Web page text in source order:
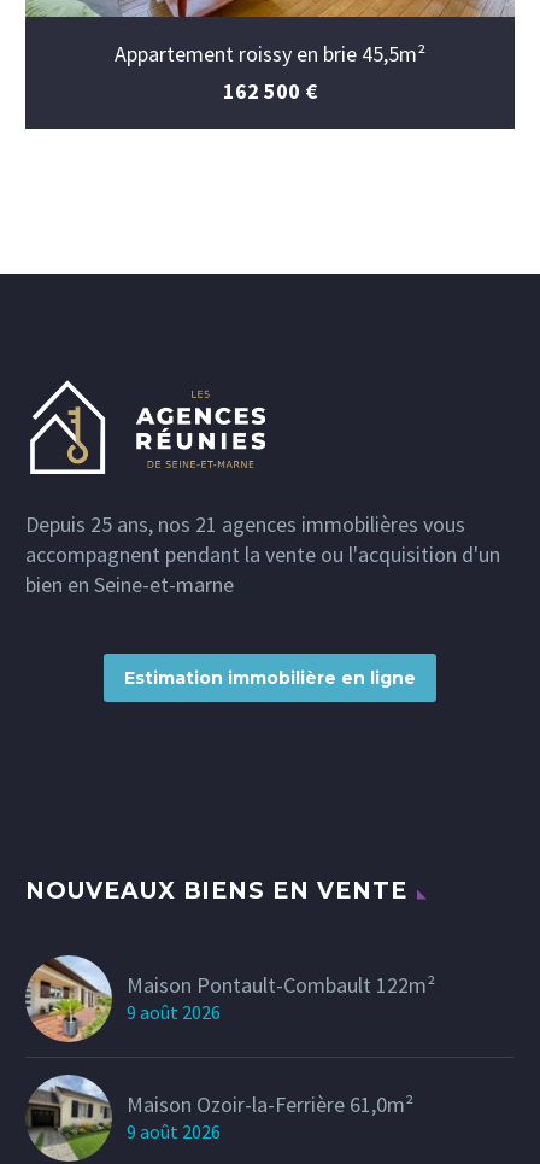
Appartement roissy en brie 45,5m²
162 500 €
Depuis 25 ans, nos 21 agences immobilières vous
accompagnent pendant la vente ou l'acquisition d'un
bien en Seine-et-marne
Estimation immobilière en ligne
NOUVEAUX BIENS EN VENTE
Maison Pontault-Combault 122m²
9 août 2026
Maison Ozoir-la-Ferrière 61,0m²
9 août 2026